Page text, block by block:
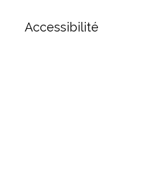
Accessibilité